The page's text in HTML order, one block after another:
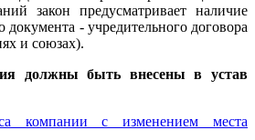
закон предусматривает наличие
документа - учредительного договора
и союзах).
должны быть внесены в устав
компании с изменением места